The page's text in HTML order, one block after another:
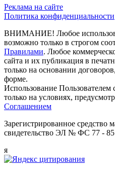
Реклама на сайте
Политика конфиденциальности
ВНИМАНИЕ! Любое
возможно только в строгом
Правилами. Любое
сайта и их публикация в
только на основании
форме.
Использование Пользователем
только на условиях,
Соглашением
Зарегистрированное средство
свидетельство ЭЛ № ФС 77 -
я